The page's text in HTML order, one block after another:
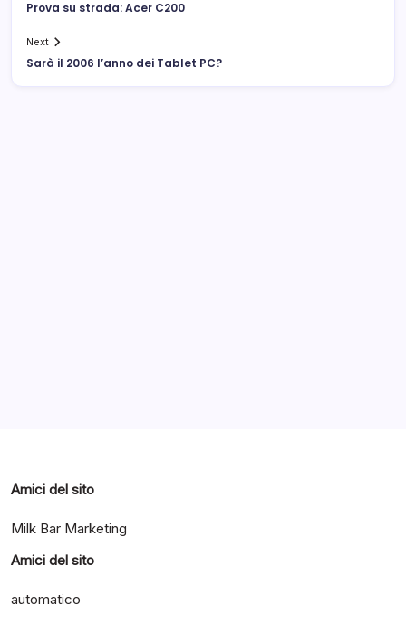
Prova su strada: Acer C200
Next
Sarà il 2006 l’anno dei Tablet PC?
Amici del sito
Milk Bar Marketing
Amici del sito
automatico